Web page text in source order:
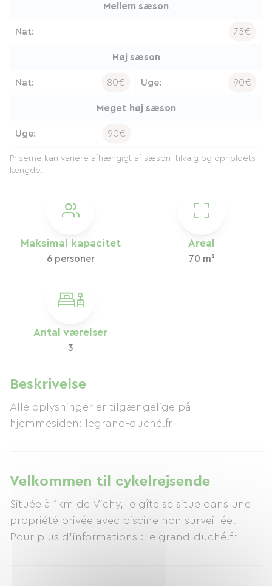
Maksimal kapacitet
6 personer
Areal
70 m²
Antal værelser
3
Beskrivelse
Alle oplysninger er tilgængelige på
hjemmesiden: legrand-duché.fr
Velkommen til cykelrejsende
Située à 1km de Vichy, le gîte se situe dans une
propriété privée avec piscine non surveillée.
Pour plus d’informations : le grand-duché.fr
Mellem sæson
Nat: 75€
Høj sæson
Nat: 80€ Uge: 90€
Meget høj sæson
Uge: 90€
Priserne kan variere afhængigt af sæson, tilvalg og opholdets
længde.